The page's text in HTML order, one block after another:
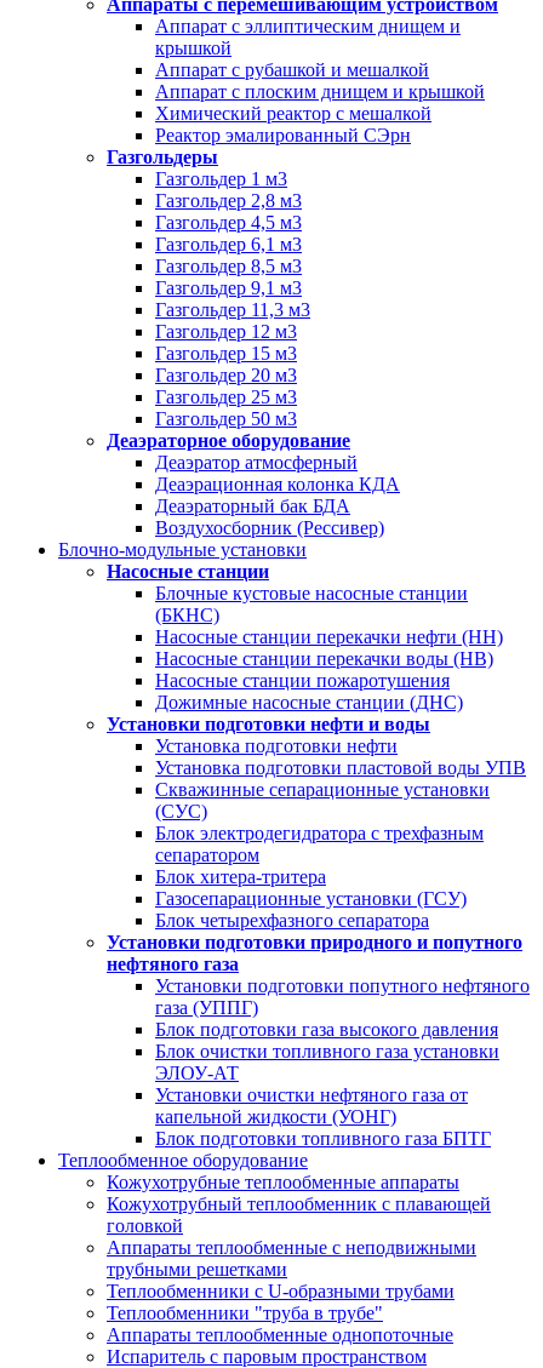
Аппараты с перемешивающим устройством
Аппарат с эллиптическим днищем и
крышкой
Аппарат с рубашкой и мешалкой
Аппарат с плоским днищем и крышкой
Химический реактор с мешалкой
Реактор эмалированный СЭрн
Газгольдеры
Газгольдер 1 м3
Газгольдер 2,8 м3
Газгольдер 4,5 м3
Газгольдер 6,1 м3
Газгольдер 8,5 м3
Газгольдер 9,1 м3
Газгольдер 11,3 м3
Газгольдер 12 м3
Газгольдер 15 м3
Газгольдер 20 м3
Газгольдер 25 м3
Газгольдер 50 м3
Деаэраторное оборудование
Деаэратор атмосферный
Деаэрационная колонка КДА
Деаэраторный бак БДА
Воздухосборник (Рессивер)
Блочно-модульные установки
Насосные станции
Блочные кустовые насосные станции
(БКНС)
Насосные станции перекачки нефти (НН)
Насосные станции перекачки воды (НВ)
Насосные станции пожаротушения
Дожимные насосные станции (ДНС)
Установки подготовки нефти и воды
Установка подготовки нефти
Установка подготовки пластовой воды УПВ
Скважинные сепарационные установки
(СУС)
Блок электродегидратора с трехфазным
сепаратором
Блок хитера-тритера
Газосепарационные установки (ГСУ)
Блок четырехфазного сепаратора
Установки подготовки природного и попутного
нефтяного газа
Установки подготовки попутного нефтяного
газа (УППГ)
Блок подготовки газа высокого давления
Блок очистки топливного газа установки
ЭЛОУ-АТ
Установки очистки нефтяного газа от
капельной жидкости (УОНГ)
Блок подготовки топливного газа БПТГ
Теплообменное оборудование
Кожухотрубные теплообменные аппараты
Кожухотрубный теплообменник с плавающей
головкой
Аппараты теплообменные с неподвижными
трубными решетками
Теплообменники с U-образными трубами
Теплообменники "труба в трубе"
Аппараты теплообменные однопоточные
Испаритель с паровым пространством